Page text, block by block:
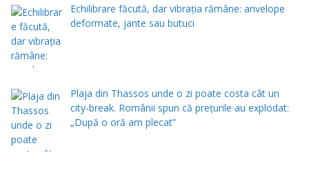
Echilibrare făcută, dar vibrația rămâne: anvelope
deformate, jante sau butuci
Plaja din Thassos unde o zi poate costa cât un
city-break. Românii spun că prețurile au explodat:
„După o oră am plecat”